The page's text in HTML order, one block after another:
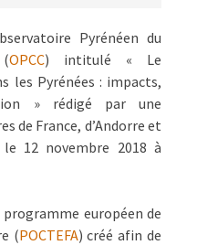
Pyrénéen du
OPCC) intitulé « Le
les Pyrénées : impacts,
» rédigé par une
de France, d’Andorre et
12 novembre 2018 à
européen de
(POCTEFA) créé afin de